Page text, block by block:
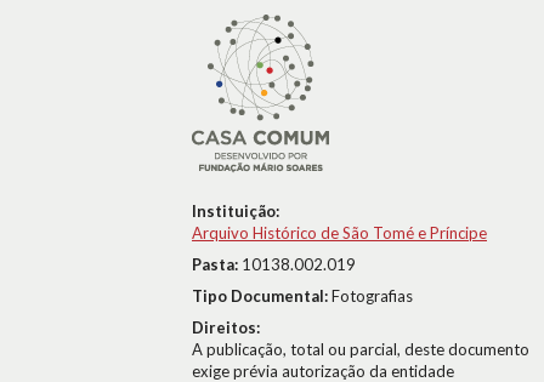
Instituição:
Arquivo Histórico de São Tomé e Príncipe
Pasta: 10138.002.019
Tipo Documental:Fotografias
Direitos:
A publicação, total ou parcial, deste documento
exige prévia autorização da entidade